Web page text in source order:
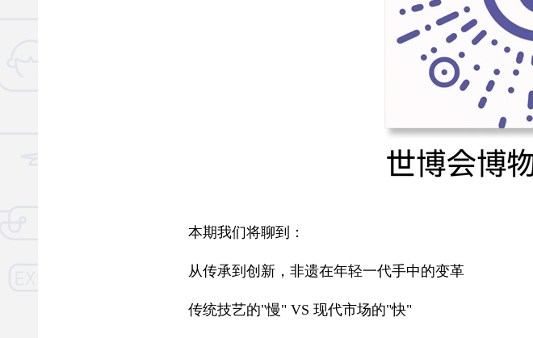
本期我们将聊到：
从传承到创新，非遗在年轻一代手中的变革
传统技艺的"慢" VS 现代市场的"快"